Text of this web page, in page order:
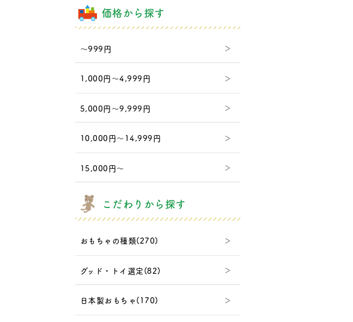
価格から探す
～999円
1,000円～4,999円
5,000円～9,999円
10,000円～14,999円
15,000円～
こだわりから探す
おもちゃの種類(270)
グッド・トイ選定(82)
日本製おもちゃ(170)